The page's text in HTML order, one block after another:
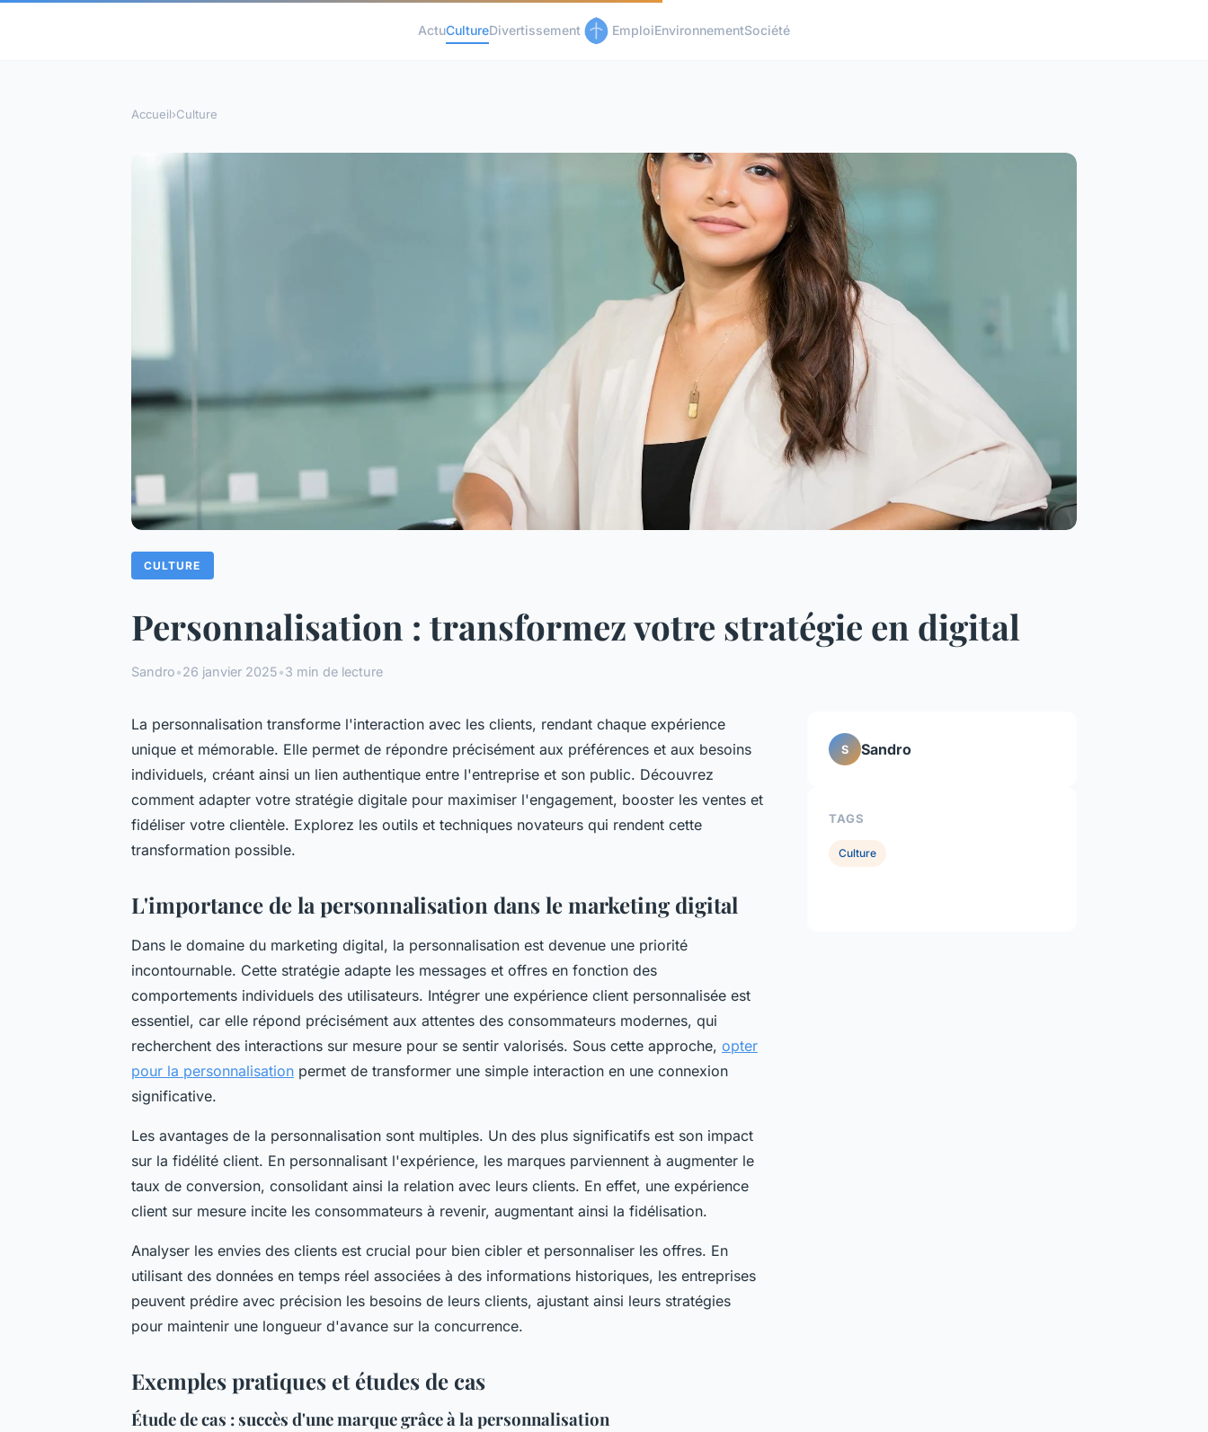
ActuCultureDivertissement EmploiEnvironnementSociété
Accueil›Culture
CULTURE
Personnalisation : transformez votre stratégie en digital
Sandro•26 janvier 2025•3 min de lecture
La personnalisation transforme l'interaction avec les clients, rendant chaque expérience
unique et mémorable. Elle permet de répondre précisément aux préférences et aux besoins
individuels, créant ainsi un lien authentique entre l'entreprise et son public. Découvrez
comment adapter votre stratégie digitale pour maximiser l'engagement, booster les ventes et
fidéliser votre clientèle. Explorez les outils et techniques novateurs qui rendent cette
transformation possible.
L'importance de la personnalisation dans le marketing digital
Dans le domaine du marketing digital, la personnalisation est devenue une priorité
incontournable. Cette stratégie adapte les messages et offres en fonction des
comportements individuels des utilisateurs. Intégrer une expérience client personnalisée est
essentiel, car elle répond précisément aux attentes des consommateurs modernes, qui
recherchent des interactions sur mesure pour se sentir valorisés. Sous cette approche, opter
pour la personnalisation permet de transformer une simple interaction en une connexion
significative.
Les avantages de la personnalisation sont multiples. Un des plus significatifs est son impact
sur la fidélité client. En personnalisant l'expérience, les marques parviennent à augmenter le
taux de conversion, consolidant ainsi la relation avec leurs clients. En effet, une expérience
client sur mesure incite les consommateurs à revenir, augmentant ainsi la fidélisation.
Analyser les envies des clients est crucial pour bien cibler et personnaliser les offres. En
utilisant des données en temps réel associées à des informations historiques, les entreprises
peuvent prédire avec précision les besoins de leurs clients, ajustant ainsi leurs stratégies
pour maintenir une longueur d'avance sur la concurrence.
Exemples pratiques et études de cas
Étude de cas : succès d'une marque grâce à la personnalisation
S Sandro
TAGS
Culture